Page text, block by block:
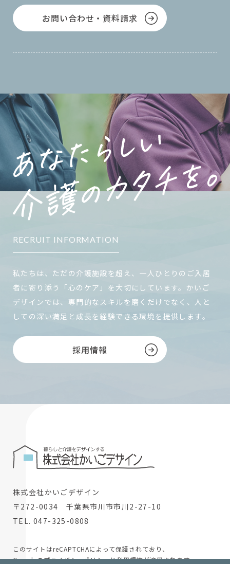
お問い合わせ・資料請求
RECRUIT INFORMATION
私たちは、ただの介護施設を超え、一人ひとりのご入居
者に寄り添う「心のケア」を大切にしています。かいご
デザインでは、専門的なスキルを磨くだけでなく、人と
しての深い満足と成長を経験できる環境を提供します。
採用情報
株式会社かいごデザイン
〒272-0034 千葉県市川市市川2-27-10
TEL. 047-325-0808
このサイトはreCAPTCHAによって保護されており、
Googleのプライバシーポリシーと利用規約が適用されます。